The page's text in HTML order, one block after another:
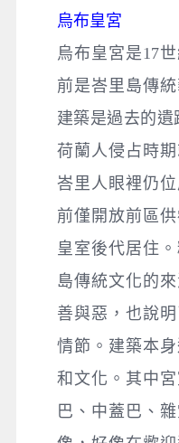
烏布皇宮
烏布皇宮是17
前是峇里島傳
建築是過去的遺
荷蘭人侵占時
峇里人眼裡仍
前僅開放前區
皇室後代居住
島傳統文化的
善與惡，也說
情節。建築本
和文化。其中
巴、中蓋巴、